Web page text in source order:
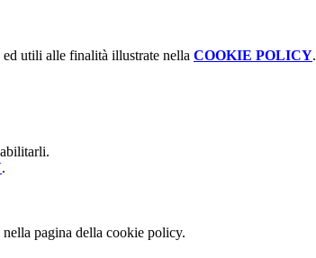
utili alle finalità illustrate nella COOKIE POLICY.
.
pagina della cookie policy.